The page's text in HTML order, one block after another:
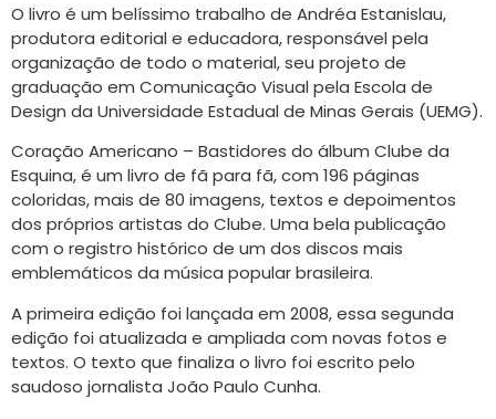
O livro é um belíssimo trabalho de Andréa Estanislau,
produtora editorial e educadora, responsável pela
organização de todo o material, seu projeto de
graduação em Comunicação Visual pela Escola de
Design da Universidade Estadual de Minas Gerais (UEMG).
Coração Americano – Bastidores do álbum Clube da
Esquina, é um livro de fã para fã, com 196 páginas
coloridas, mais de 80 imagens, textos e depoimentos
dos próprios artistas do Clube. Uma bela publicação
com o registro histórico de um dos discos mais
emblemáticos da música popular brasileira.
A primeira edição foi lançada em 2008, essa segunda
edição foi atualizada e ampliada com novas fotos e
textos. O texto que finaliza o livro foi escrito pelo
saudoso jornalista João Paulo Cunha.